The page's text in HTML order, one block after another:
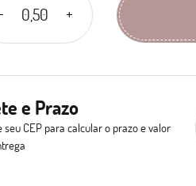
e Prazo
seu CEP para calcular o prazo e valor